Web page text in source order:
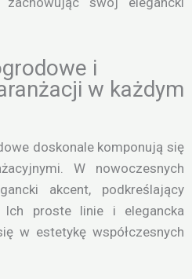
i
w każdym
doskonale komponują się
W nowoczesnych
akcent, podkreślający
Ich proste linie i elegancka
w estetykę współczesnych